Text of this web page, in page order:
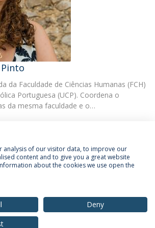
da Faculdade de Ciências Humanas (FCH)
Portuguesa (UCP). Coordena o
da mesma faculdade e o…
Termos & Condições
analysis of our visitor data, to improve our
content and to give you a great website
about the cookies we use open the
Deny